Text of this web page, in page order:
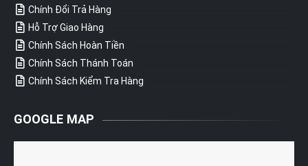
Chính Đổi Trả Hàng
Hỗ Trợ Giao Hàng
Chính Sách Hoàn Tiền
Chính Sách Thánh Toán
Chính Sách Kiểm Tra Hàng
GOOGLE MAP